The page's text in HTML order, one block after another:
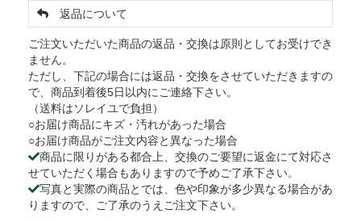
返品について
ご注文いただいた商品の返品・交換は原則としてお受けでき
ません。
ただし、下記の場合には返品・交換をさせていただきますの
で、商品到着後5日以内にご連絡下さい。
（送料はソレイユで負担）
○お届け商品にキズ・汚れがあった場合
○お届け商品がご注文内容と異なった場合
商品に限りがある都合上、交換のご要望に返金にて対応さ
せていただく場合もありますので予めご了承下さい。
写真と実際の商品とでは、色や印象が多少異なる場合があ
りますので、ご了承のうえご注文下さい。